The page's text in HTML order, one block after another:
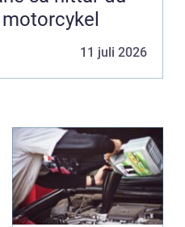
11 juli 2026